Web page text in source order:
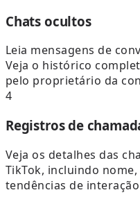
Chats ocultos
Leia mensagens de
Veja o histórico
pelo proprietário da
4
Registros de
Veja os detalhes das
TikTok, incluindo
tendências de